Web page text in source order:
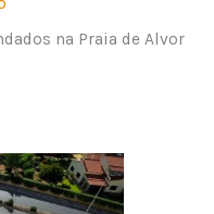
na Praia de Alvor